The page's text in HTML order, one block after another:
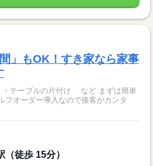
」もOK！すき家なら家事
・テーブルの片付け など まずは簡単
徒歩 15分）